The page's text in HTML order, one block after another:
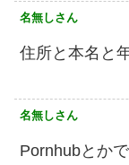
名無しさん
住所と本名と
名無しさん
Pornhubとか